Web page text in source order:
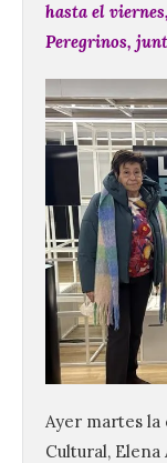
hasta el
Peregrinos,
Ayer martes la
Cultural, Elena